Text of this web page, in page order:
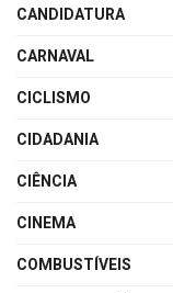
CANDIDATURA
CARNAVAL
CICLISMO
CIDADANIA
CIÊNCIA
CINEMA
COMBUSTÍVEIS